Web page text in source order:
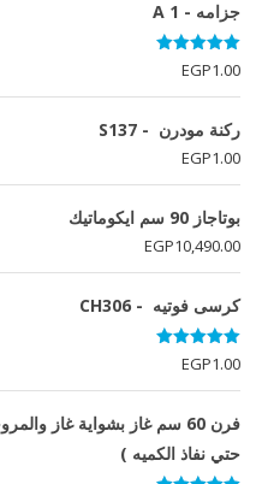
جزامه - A 1
تم التقييم
5.00
من 5
EGP1.00
ركنة مودرن - S137
EGP1.00
بوتاجاز 90 سم ايكوماتيك
EGP10,490.00
كرسى فوتيه - CH306
تم التقييم
5.00
من 5
EGP1.00
فرن 60 سم غاز بشواية غاز
حتي نفاذ الكميه )